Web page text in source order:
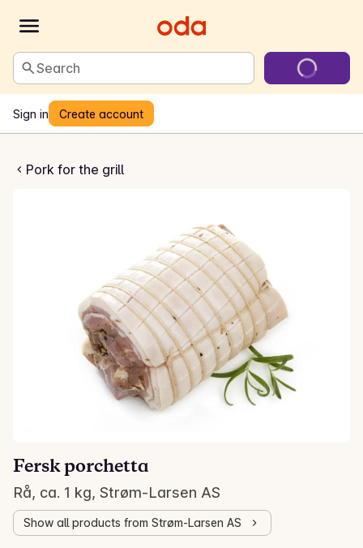
Search
Sign in Create account
Pork for the grill
porchetta
Fersk porchetta
Rå, ca. 1 kg, Strøm-Larsen AS
Show all products from Strøm-Larsen AS